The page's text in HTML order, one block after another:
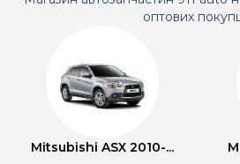
оптових
Mitsubishi ASX 2010-...